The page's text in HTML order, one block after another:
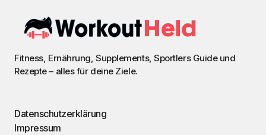
Fitness, Ernährung, Supplements, Sportlers Guide und
Rezepte – alles für deine Ziele.
Datenschutzerklärung
Impressum